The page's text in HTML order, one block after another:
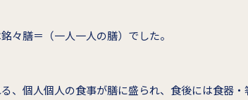
々膳＝（一人一人の膳）でした。
、個人個人の食事が膳に盛られ、食後には食器